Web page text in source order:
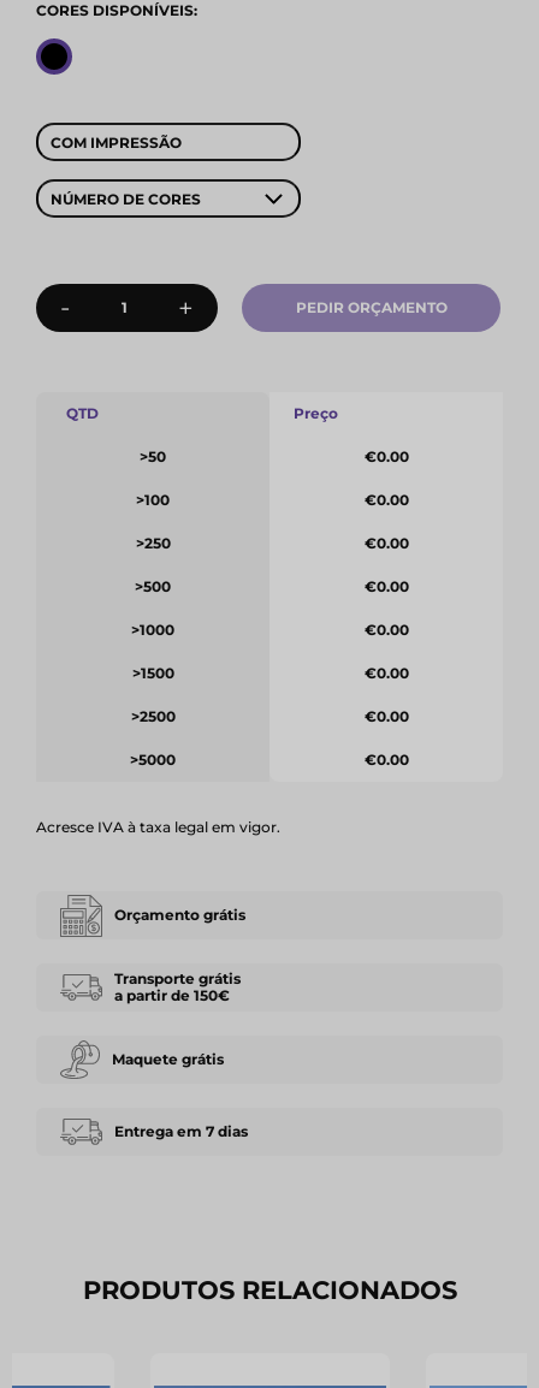
CORES DISPONÍVEIS:
COM IMPRESSÃO
NÚMERO DE CORES
- + PEDIR ORÇAMENTO
QTD
>50
>100
>250
>500
>1000
>1500
>2500
>5000
Preço
€0.00
€0.00
€0.00
€0.00
€0.00
€0.00
€0.00
€0.00
Acresce IVA à taxa legal em vigor.
Orçamento grátis
Transporte grátis
a partir de 150€
Maquete grátis
Entrega em 7 dias
PRODUTOS RELACIONADOS